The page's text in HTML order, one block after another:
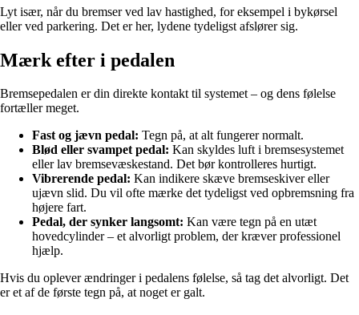
Lyt især, når du bremser ved lav hastighed, for eksempel i bykørsel
eller ved parkering. Det er her, lydene tydeligst afslører sig.
Mærk efter i pedalen
Bremsepedalen er din direkte kontakt til systemet – og dens følelse
fortæller meget.
Fast og jævn pedal: Tegn på, at alt fungerer normalt.
Blød eller svampet pedal: Kan skyldes luft i bremsesystemet
eller lav bremsevæskestand. Det bør kontrolleres hurtigt.
Vibrerende pedal: Kan indikere skæve bremseskiver eller
ujævn slid. Du vil ofte mærke det tydeligst ved opbremsning fra
højere fart.
Pedal, der synker langsomt: Kan være tegn på en utæt
hovedcylinder – et alvorligt problem, der kræver professionel
hjælp.
Hvis du oplever ændringer i pedalens følelse, så tag det alvorligt. Det
er et af de første tegn på, at noget er galt.